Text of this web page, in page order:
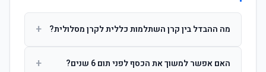
מה ההבדל בין קרן השתלמות כללית לקרן מסלולית? +
ההשקעות. קרן מסלולית עוקבת אחרי מדד ספציפי ומאפשרת
האם אפשר למשוך את הכסף לפני תום 6 שנים? +